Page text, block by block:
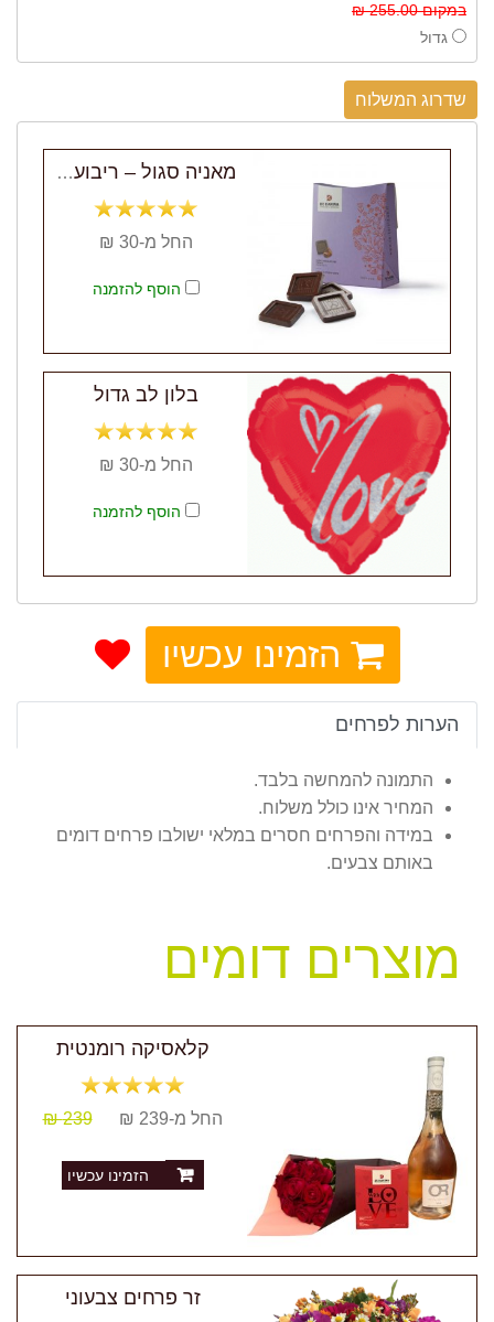
במקום 255.00 ₪
גדול
שדרוג המשלוח
מאניה סגול – ריבועי שוקולד מריר ופקאן
החל מ-30 ₪
הוסף להזמנה
בלון לב גדול
החל מ-30 ₪
הוסף להזמנה
הזמינו עכשיו
הערות לפרחים
התמונה להמחשה בלבד.
המחיר אינו כולל משלוח.
במידה והפרחים חסרים במלאי ישולבו פרחים דומים
באותם צבעים.
מוצרים דומים
קלאסיקה רומנטית
החל מ-239 ₪ 239 ₪
הזמינו עכשיו
זר פרחים צבעוני